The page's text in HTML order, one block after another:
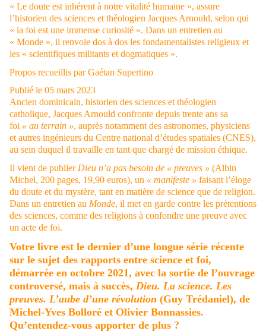
« Le doute est inhérent à notre vitalité humaine », assure
l’historien des sciences et théologien Jacques Arnould, selon qui
« la foi est une immense curiosité ». Dans un entretien au
« Monde », il renvoie dos à dos les fondamentalistes religieux et
les « scientifiques militants et dogmatiques ».
Propos recueillis parGaétan Supertino
Publié le 05 mars 2023
Ancien dominicain, historien des sciences et théologien
catholique, Jacques Arnould confronte depuis trente ans sa
foi « au terrain », auprès notamment des astronomes, physiciens
et autres ingénieurs du Centre national d’études spatiales (CNES),
au sein duquel il travaille en tant que chargé de mission éthique.
Il vient de publier Dieu n’a pas besoin de « preuves » (Albin
Michel, 200 pages, 19,90 euros), un « manifeste » faisant l’éloge
du doute et du mystère, tant en matière de science que de religion.
Dans un entretien au Monde, il met en garde contre les prétentions
des sciences, comme des religions à confondre une preuve avec
un acte de foi.
Votre livre est le dernier d’une longue série récente
sur le sujet des rapports entre science et foi,
démarrée en octobre 2021, avec la sortie de l’ouvrage
controversé, mais à succès, Dieu. La science. Les
preuves. L’aube d’une révolution (Guy Trédaniel), de
Michel-Yves Bolloré et Olivier Bonnassies.
Qu’entendez-vous apporter de plus ?